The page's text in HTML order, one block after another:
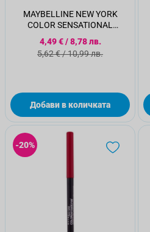
MAYBELLINE NEW YORK
COLOR SENSATIONAL
Оформящ молив за устни 10
NUDE WHISPER, 1.3 гр.
Специална цена
4,49 €/8,78 лв.
Стандартна цена
5,62 €/10,99 лв.
Добави в количката
-20%